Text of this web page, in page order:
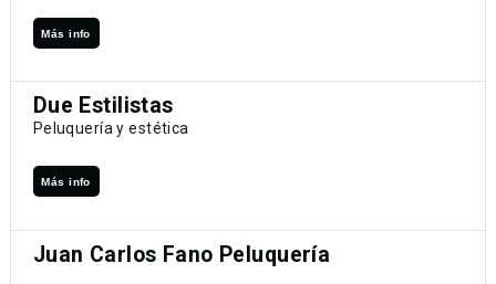
Más info
Due Estilistas
Peluquería y estética
Más info
Juan Carlos Fano Peluquería